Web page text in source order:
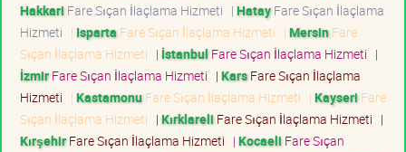
Hakkari Fare Sıçan İlaçlama Hizmeti | HatayFare Sıçan İlaçlama
Hizmeti | Isparta Fare Sıçan İlaçlama Hizmeti | MersinFare
Sıçan İlaçlama Hizmeti | İstanbul Fare Sıçan İlaçlama Hizmeti |
İzmirFare Sıçan İlaçlama Hizmeti | KarsFare Sıçan İlaçlama
Hizmeti | KastamonuFare Sıçan İlaçlama Hizmeti | Kayseri Fare
Sıçan İlaçlama Hizmeti | Kırklareli Fare Sıçan İlaçlama Hizmeti |
KırşehirFare Sıçan İlaçlama Hizmeti | Kocaeli Fare Sıçan